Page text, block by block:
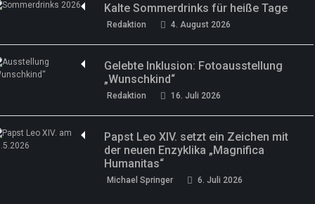
Kalte Sommerdrinks für heiße Tage
Redaktion 4. August 2026
Gelebte Inklusion: Fotoausstellung
„Wunschkind“
Redaktion 16. Juli 2026
Papst Leo XIV. setzt ein Zeichen mit
der neuen Enzyklika „Magnifica
Humanitas“
Michael Springer 6. Juli 2026